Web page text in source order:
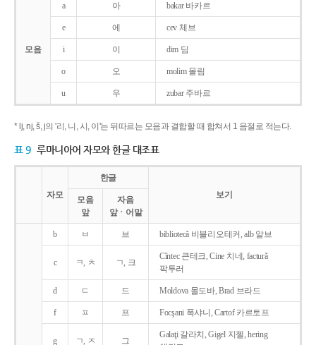
모음
a 아 bakar 바카르
e 에 cev 체브
i 이 dim 딤
o 오 molim 몰림
u 우 zubar 주바르
* lj, nj, š, j의 '리, 니, 시, 이'는 뒤따르는 모음과 결합할 때 합쳐서 1 음절로 적는다.
표 9 루마니아어 자모와 한글 대조표
자모
한글
보기
모음
앞
자음
앞ㆍ어말
b ㅂ 브 bibliotecǎ 비블리오테커, alb 알브
c ㅋ, ㅊ ㄱ, 크
Cîntec 큰테크, Cine 치네, facturǎ
팍투러
d ㄷ 드 Moldova 몰도바, Brad 브라드
f ㅍ 프 Focşani 폭샤니, Cartof 카르토프
g ㄱ, ㅈ 그
Galaţi 갈라치, Gigel 지젤, hering